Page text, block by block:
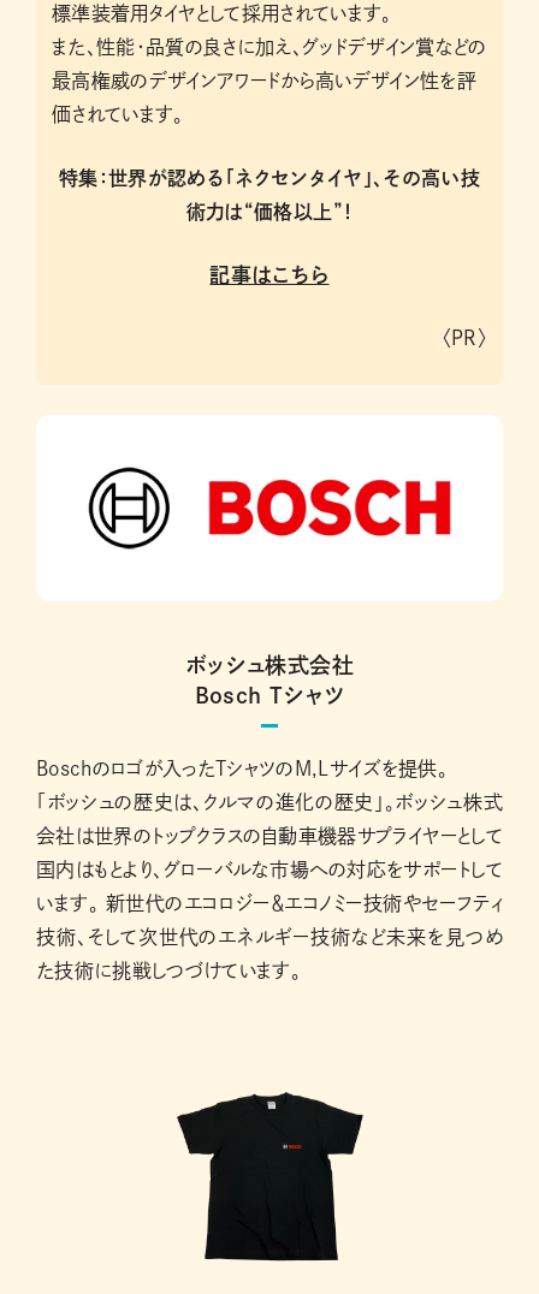
標準装着用タイヤとして採用されています。
また、性能・品質の良さに加え、グッドデザイン賞などの
最高権威のデザインアワードから高いデザイン性を評
価されています。
特集：世界が認める「ネクセンタイヤ」、その高い技
術力は“価格以上”！
記事はこちら
〈PR〉
ボッシュ株式会社
Bosch Tシャツ
Boschのロゴが入ったTシャツのM,Lサイズを提供。
「ボッシュの歴史は、クルマの進化の歴史」。ボッシュ株式
会社は世界のトップクラスの自動車機器サプライヤーとして
国内はもとより、グローバルな市場への対応をサポートして
います。 新世代のエコロジー＆エコノミー技術やセーフティ
技術、そして次世代のエネルギー技術など未来を見つめ
た技術に挑戦しつづけています。